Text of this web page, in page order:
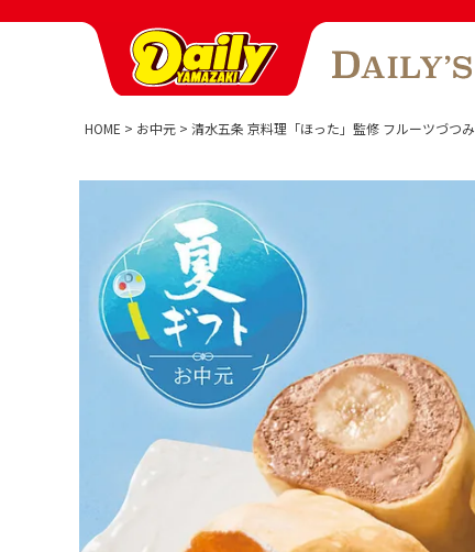
HOME お中元 清水五条 京料理「ほった」監修 フルーツづつみ